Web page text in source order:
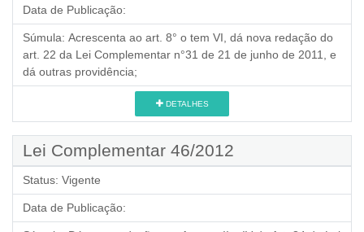
Data de Publicação:
Súmula: Acrescenta ao art. 8° o tem VI, dá nova redação do
art. 22 da Lei Complementar n°31 de 21 de junho de 2011, e
dá outras providência;
DETALHES
Lei Complementar 46/2012
Status: Vigente
Data de Publicação: